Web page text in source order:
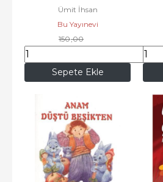
Sepete Ekle
Ümit İhsan
Bu Yayınevi
150,00
127,50